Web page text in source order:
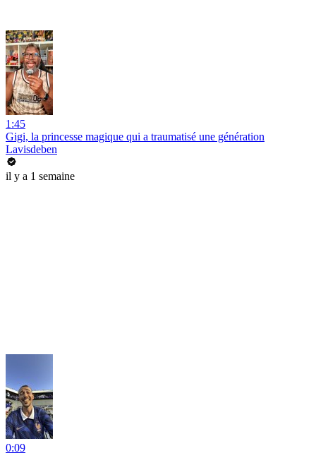
1:45
Gigi, la princesse magique qui a traumatisé une génération
Lavisdeben
il y a 1 semaine
0:09